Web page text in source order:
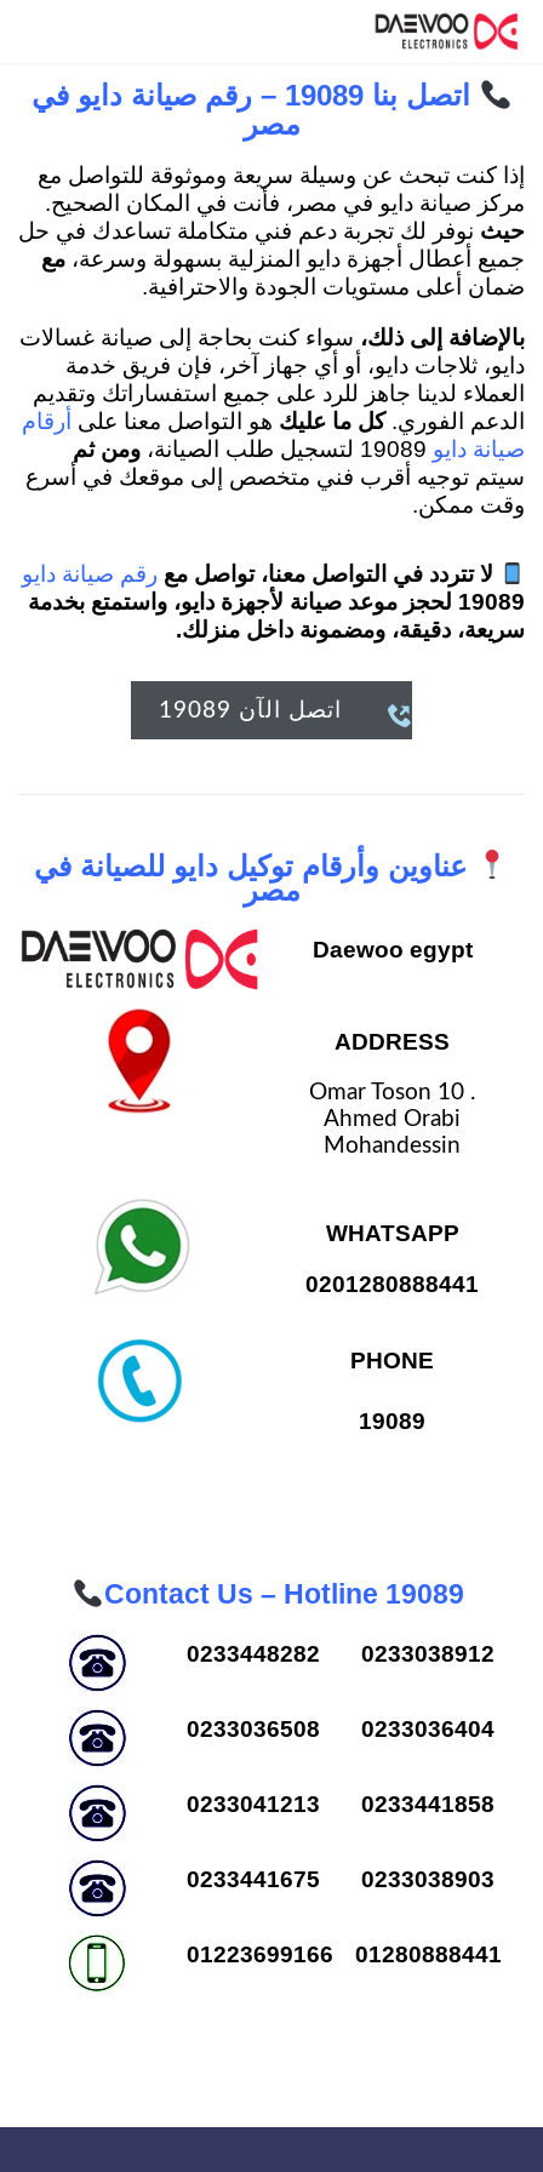
اتصل بنا 19089 – رقم صيانة دايو في
مصر
إذا كنت تبحث عن وسيلة سريعة وموثوقة للتواصل مع
مركز صيانة دايو في مصر، فأنت في المكان الصحيح.
حيث نوفر لك تجربة دعم فني متكاملة تساعدك في حل
جميع أعطال أجهزة دايو المنزلية بسهولة وسرعة، مع
ضمان أعلى مستويات الجودة والاحترافية.
بالإضافة إلى ذلك، سواء كنت بحاجة إلى صيانة غسالات
دايو، ثلاجات دايو، أو أي جهاز آخر، فإن فريق خدمة
العملاء لدينا جاهز للرد على جميع استفساراتك وتقديم
الدعم الفوري.كل ما عليك هو التواصل معنا على
أرقام
صيانة دايو
ومن ثم
سيتم توجيه أقرب فني متخصص إلى موقعك في أسرع
وقت ممكن.
لا تتردد في التواصل معنا، تواصل مع رقم صيانة دايو
19089 لحجز موعد صيانة لأجهزة دايو، واستمتع بخدمة
سريعة، دقيقة، ومضمونة داخل منزلك.
 اتصل الآن 19089
عناوين وأرقام توكيل دايو للصيانة في
مصر
Daewoo egypt
ADDRESS
Omar Toson 10 .
Ahmed Orabi
Mohandessin
WHATSAPP
0201280888441
PHONE
19089
0233038912
0233448282
0233036404
0233036508
0233441858
0233041213
0233038903
0233441675
01280888441
01223699166